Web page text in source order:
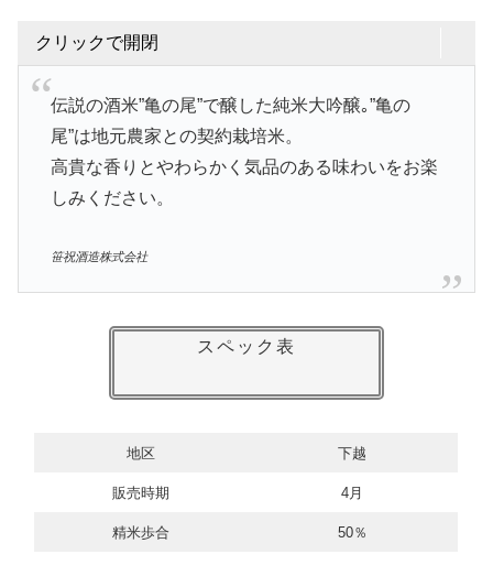
クリックで開閉
伝説の酒米”亀の尾”で醸した純米大吟醸｡”亀の
尾”は地元農家との契約栽培米。
高貴な香りとやわらかく気品のある味わいをお楽
しみください。
笹祝酒造株式会社
スペック表
地区 下越
販売時期 4月
精米歩合 50％